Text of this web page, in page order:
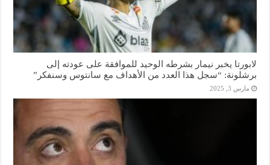
لابورتا يخبر نيمار بشرطه الوحيد للموافقة على عودته إلى
برشلونة: “سجل هذا العدد من الأهداف مع سانتوس وسنفكر”
مارس 3, 2025